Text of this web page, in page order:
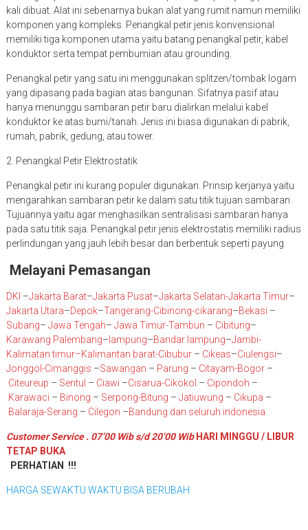
kali dibuat. Alat ini sebenarnya bukan alat yang rumit namun memiliki
komponen yang kompleks. Penangkal petir jenis konvensional
memiliki tiga komponen utama yaitu batang penangkal petir, kabel
konduktor serta tempat pembumian atau grounding.
Penangkal petir yang satu ini menggunakan splitzen/tombak logam
yang dipasang pada bagian atas bangunan. Sifatnya pasif atau
hanya menunggu sambaran petir baru dialirkan melalui kabel
konduktor ke atas bumi/tanah. Jenis ini biasa digunakan di pabrik,
rumah, pabrik, gedung, atau tower.
2. Penangkal Petir Elektrostatik
Penangkal petir ini kurang populer digunakan. Prinsip kerjanya yaitu
mengarahkan sambaran petir ke dalam satu titik tujuan sambaran.
Tujuannya yaitu agar menghasilkan sentralisasi sambaran hanya
pada satu titik saja. Penangkal petir jenis elektrostatis memiliki radius
perlindungan yang jauh lebih besar dan berbentuk seperti payung
Melayani Pemasangan
DKI –Jakarta Barat–Jakarta Pusat–Jakarta Selatan-Jakarta Timur–
Jakarta Utara–Depok–Tangerang-Cibinong-cikarang–Bekasi –
Subang– Jawa Tengah– Jawa Timur-Tambun – Cibitung–
Karawang Palembang– lampung–Bandar lampung–Jambi-
Kalimatan timur–Kalimantan barat-Cibubur– Cikeas–Ciulengsi–
Jonggol -Cimanggis –Sawangan – Parung – Citayam-Bogor–
Citeureup – Sentul – Ciawi –Cisarua-Cikokol – Cipondoh –
Karawaci – Binong – Serpong-Bitung – Jatiuwung – Cikupa –
Balaraja-Serang – Cilegon –Bandung dan seluruh indonesia
Customer Service . 07’00 Wib s/d 20’00 WibHARI MINGGU / LIBUR
TETAP BUKA
PERHATIAN !!!
HARGA SEWAKTU WAKTU BISA BERUBAH